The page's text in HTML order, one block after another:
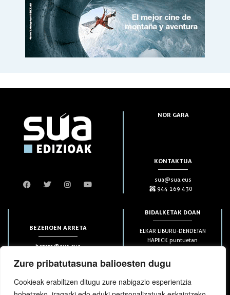
Zure pribatutasuna balioesten dugu
Cookieak erabiltzen ditugu zure nabigazio esperientzia
NOR GARA
KONTAKTUA
sua@sua.eus
944 169 430
BEZEROEN ARRETA
bezero@sua.eus
HARPIDETZAK
BIDALKETAK DOAN
ELKAR LIBURU-DENDETAN
HAPIICK puntuetan
(soilik penintsulan)